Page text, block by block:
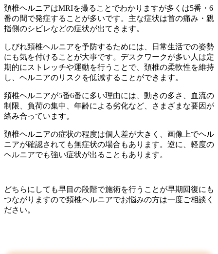
頚椎ヘルニアはMRIを撮ることでわかりますが多くは5番・6
番の間で発症することが多いです。主な症状は首の痛み・親
指側のシビレなどの症状が出てきます。
しびれ頚椎ヘルニアを予防するためには、日常生活での姿勢
にも気を付けることが大事です。デスクワークが多い人は定
期的にストレッチや運動を行うことで、頚椎の柔軟性を維持
し、ヘルニアのリスクを低減することができます。
頚椎ヘルニアが5番6番に多い理由には、動きの多さ、血流の
制限、負荷の集中、年齢による劣化など、さまざまな要因が
絡み合っています。
頚椎ヘルニアの症状の程度は個人差が大きく、画像上でヘル
ニアが確認されても無症状の場合もあります。逆に、軽度の
ヘルニアでも強い症状が出ることもあります。
どちらにしても早目の段階で施術を行うことが早期回復にも
つながりますので頚椎ヘルニアでお悩みの方は一度ご相談く
ださい。